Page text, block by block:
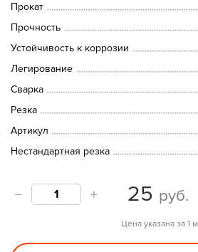
Прокат
Прочность
Устойчивость к коррозии
Легирование
Сварка
Резка
Артикул
Нестандартная резка
25 руб.
Цена указана за 1 м